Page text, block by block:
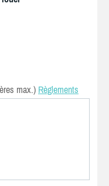
max.) Règlements